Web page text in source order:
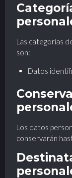
Las categorías
son:
Datos
Los datos
conservarán